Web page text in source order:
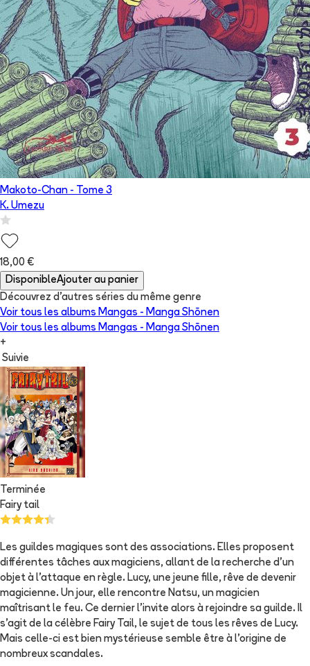
Makoto-Chan - Tome 3
K. Umezu
18,00 €
DisponibleAjouter au panier
Découvrez d'autres séries du même genre
Voir tous les albums Mangas - Manga Shōnen
Voir tous les albums Mangas - Manga Shōnen
+
Suivie
Terminée
Fairy tail
Les guildes magiques sont des associations. Elles proposent
différentes tâches aux magiciens, allant de la recherche d'un
objet à l'attaque en règle. Lucy, une jeune fille, rêve de devenir
magicienne. Un jour, elle rencontre Natsu, un magicien
maîtrisant le feu. Ce dernier l'invite alors à rejoindre sa guilde. Il
s'agit de la célèbre Fairy Tail, le sujet de tous les rêves de Lucy.
Mais celle-ci est bien mystérieuse semble être à l'origine de
nombreux scandales.